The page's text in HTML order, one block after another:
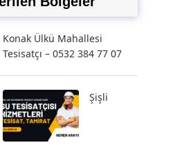
Konak Ülkü Mahallesi
Tesisatçı – 0532 384 77 07
Şişli